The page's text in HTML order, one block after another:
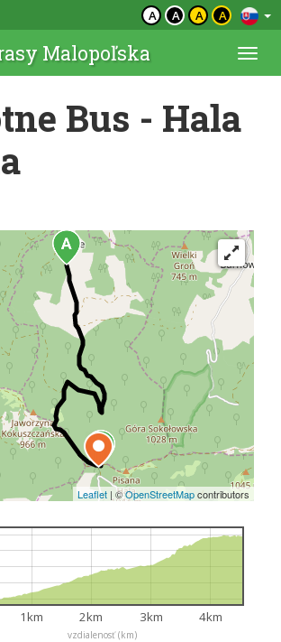
A A A A
Malopoľska
Bus - Hala
Leaflet | ©OpenStreetMapcontributors
vzdialenosť (km)
1km 2km 3km 4km